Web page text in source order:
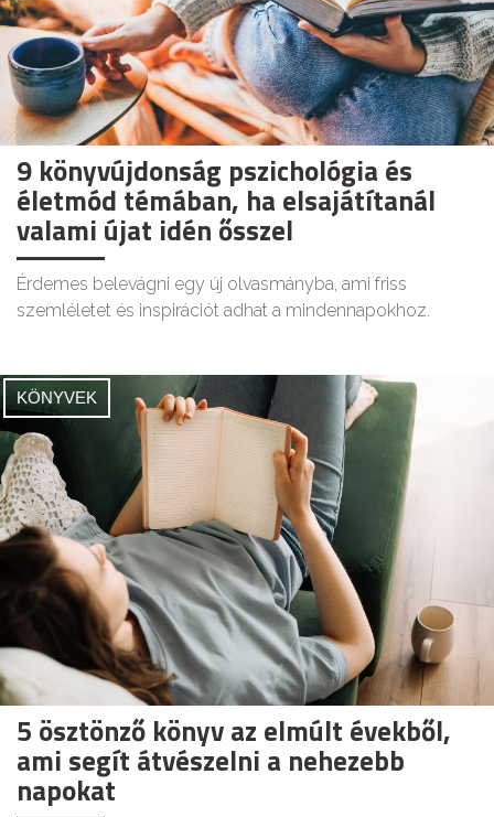
9 könyvújdonság pszichológia és
életmód témában, ha elsajátítanál
valami újat idén ősszel
Érdemes belevágni egy új olvasmányba, ami friss
szemléletet és inspirációt adhat a mindennapokhoz.
KÖNYVEK
5 ösztönző könyv az elmúlt évekből,
ami segít átvészelni a nehezebb
napokat